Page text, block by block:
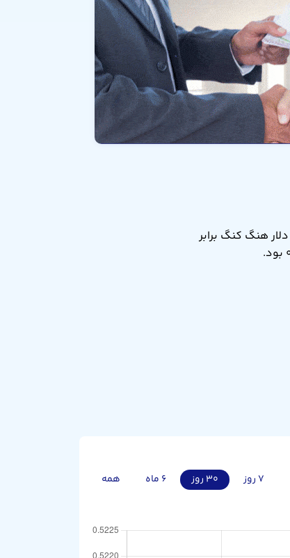
نرخ تبدیل دلار هنگ کنگ به رینگیت مالزی امروز پنجشنبه ۱۵ مرداد ۱۴۰۵ برابر ۰.۵۲۱ است. یعنی ۱ دلار هنگ کنگ برابر
۷ روز ۳۰ روز ۶ ماه همه